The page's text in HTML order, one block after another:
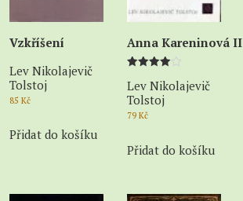
Vzkříšení
Lev Nikolajevič
Tolstoj
85 Kč
Přidat do košíku
Anna Kareninová II
4.00
z 5
Lev Nikolajevič
Tolstoj
79 Kč
Přidat do košíku